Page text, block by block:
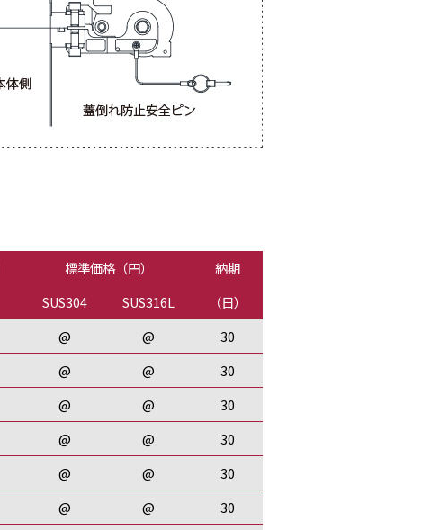
標準価格（円）
納期
SUS304 SUS316L
（日）
@ @
30
@ @
30
@ @
30
@ @
30
@ @
30
@ @
30